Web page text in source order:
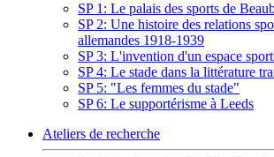
SP 1: Le palais des sports de
SP 2: Une histoire des relations
allemandes 1918-1939
SP 3: L'invention d'un espace
SP 4: Le stade dans la littérature
SP 5: "Les femmes du stade"
SP 6: Le supportérisme à Leeds
Ateliers de recherche